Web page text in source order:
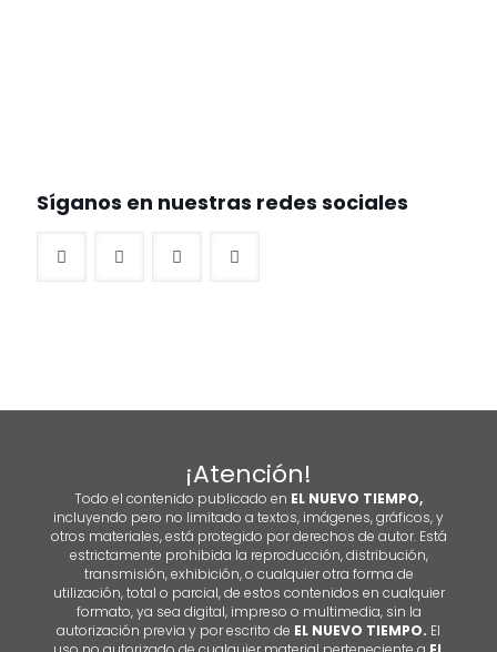
Síganos en nuestras redes sociales
¡Atención!
Todo el contenido publicado en EL NUEVO TIEMPO,
incluyendo pero no limitado a textos, imágenes, gráficos, y
otros materiales, está protegido por derechos de autor. Está
estrictamente prohibida la reproducción, distribución,
transmisión, exhibición, o cualquier otra forma de
utilización, total o parcial, de estos contenidos en cualquier
formato, ya sea digital, impreso o multimedia, sin la
autorización previa y por escrito de EL NUEVO TIEMPO. El